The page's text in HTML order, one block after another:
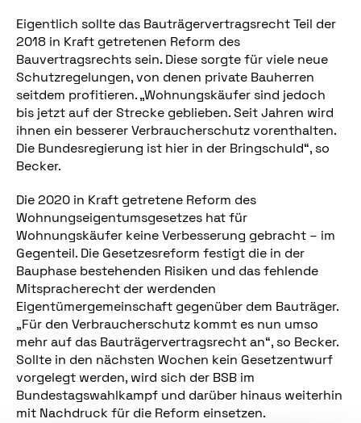
Eigentlich sollte das Bauträgervertragsrecht Teil der
2018 in Kraft getretenen Reform des
Bauvertragsrechts sein. Diese sorgte für viele neue
Schutzregelungen, von denen private Bauherren
seitdem profitieren. „Wohnungskäufer sind jedoch
bis jetzt auf der Strecke geblieben. Seit Jahren wird
ihnen ein besserer Verbraucherschutz vorenthalten.
Die Bundesregierung ist hier in der Bringschuld“, so
Becker.
Die 2020 in Kraft getretene Reform des
Wohnungseigentumsgesetzes hat für
Wohnungskäufer keine Verbesserung gebracht – im
Gegenteil. Die Gesetzesreform festigt die in der
Bauphase bestehenden Risiken und das fehlende
Mitspracherecht der werdenden
Eigentümergemeinschaft gegenüber dem Bauträger.
„Für den Verbraucherschutz kommt es nun umso
mehr auf das Bauträgervertragsrecht an“, so Becker.
Sollte in den nächsten Wochen kein Gesetzentwurf
vorgelegt werden, wird sich der BSB im
Bundestagswahlkampf und darüber hinaus weiterhin
mit Nachdruck für die Reform einsetzen.